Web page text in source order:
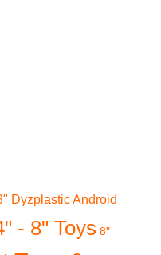
Dyzplastic Android
- 8" Toys 8"